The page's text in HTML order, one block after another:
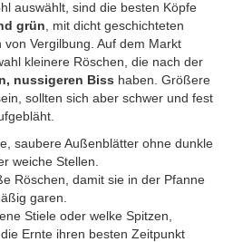
auswählt, sind die besten Köpfe
grün , mit dicht geschichteten
Vergilbung. Auf dem Markt
kleinere Röschen, die nach der
nussigeren Biss haben. Größere
sollten sich aber schwer und fest
saubere Außenblätter ohne dunkle
weiche Stellen.
Röschen, damit sie in der Pfanne
garen.
Stiele oder welke Spitzen,
Ernte ihren besten Zeitpunkt